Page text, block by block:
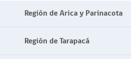
Región de Arica y Parinacota
Región de Tarapacá